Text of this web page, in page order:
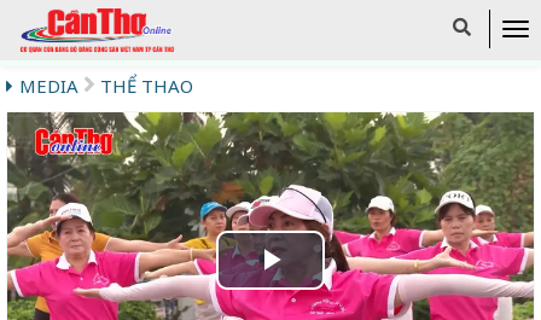
MEDIA THỂ THAO
Play